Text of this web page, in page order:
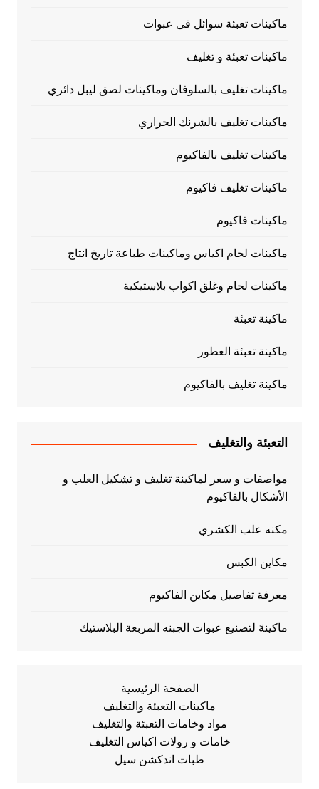
ماكينات تعبئة سوائل فى عبوات
ماكينات تعبئة و تغليف
ماكينات تغليف بالسلوفان وماكينات لصق ليبل دائري
ماكينات تغليف بالشرنك الحراري
ماكينات تغليف بالفاكيوم
ماكينات تغليف فاكيوم
ماكينات فاكيوم
ماكينات لحام اكياس وماكينات طباعة تاريخ انتاج
ماكينات لحام وغلق اكواب بلاستيكية
ماكينة تعبئة
ماكينة تعبئة العطور
ماكينة تغليف بالفاكيوم
التعبئة والتغليف
مواصفات و سعر لماكينة تغليف و تشكيل العلب و
الأشكال بالفاكيوم
مكنه علب الكشري
مكاين الكبس
معرفة تفاصيل مكاين الفاكيوم
ماكينهً لتصنيع عبوات الجبنه المربعة البلاستيك
الصفحة الرئيسية
ماكينات التعبئة والتغليف
مواد وخامات التعبئة والتغليف
خامات و رولات اكياس التغليف
طبات اندكشن سيل